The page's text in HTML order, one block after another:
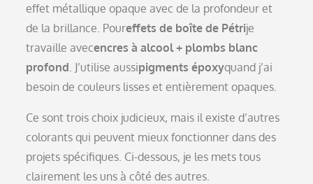
effet métallique opaque avec de la profondeur et
de la brillance. Poureffets de boîte de Pétrije
travaille avecencres à alcool + plombs blanc
profond . J’utilise aussipigments époxyquand j’ai
besoin de couleurs lisses et entièrement opaques.
Ce sont trois choix judicieux, mais il existe d’autres
colorants qui peuvent mieux fonctionner dans des
projets spécifiques. Ci-dessous, je les mets tous
clairement les uns à côté des autres.